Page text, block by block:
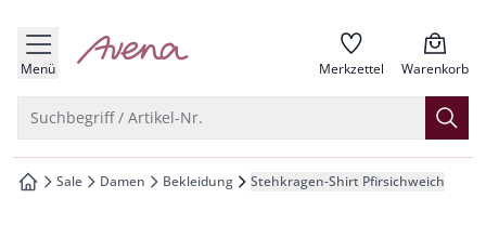
springen
springen
springen
springen
Menü zur Startseite Merkzettel Warenkorb
Suchbegriff / Artikel-Nr.
zur Startseite
Sale Damen Bekleidung Stehkragen-Shirt Pfirsichweich